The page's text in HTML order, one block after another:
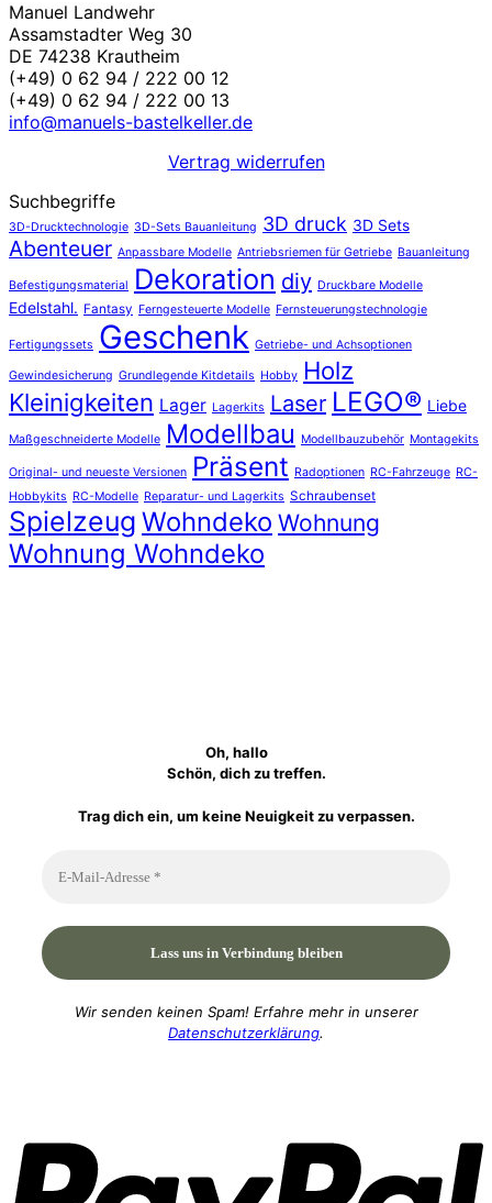
Manuel Landwehr
Assamstadter Weg 30
DE 74238 Krautheim
(+49) 0 62 94 / 222 00 12
(+49) 0 62 94 / 222 00 13
info@manuels-bastelkeller.de
Vertrag widerrufen
Suchbegriffe
3D-Drucktechnologie 3D-Sets Bauanleitung 3D druck 3D Sets
Abenteuer Anpassbare Modelle Antriebsriemen für Getriebe Bauanleitung
Befestigungsmaterial Dekoration diy Druckbare Modelle
Edelstahl. Fantasy Ferngesteuerte Modelle Fernsteuerungstechnologie
Fertigungssets Geschenk Getriebe- und Achsoptionen
Gewindesicherung Grundlegende Kitdetails Hobby Holz
Kleinigkeiten Lager Lagerkits Laser LEGO® Liebe
Maßgeschneiderte Modelle Modellbau Modellbauzubehör Montagekits
Original- und neueste Versionen Präsent Radoptionen RC-Fahrzeuge RC-
Hobbykits RC-Modelle Reparatur- und Lagerkits Schraubenset
Spielzeug Wohndeko Wohnung
Wohnung Wohndeko
Oh, hallo
Schön, dich zu treffen.
Trag dich ein, um keine Neuigkeit zu verpassen.
Wir senden keinen Spam! Erfahre mehr in unserer
Datenschutzerklärung.